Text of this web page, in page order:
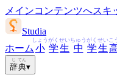
メインコンテンツへスキ
Studia
ホーム 小
しょう
学
がく
生
せい
中
ちゅう
学
がく
生
せいこ
辞
じ
典
てん
▾